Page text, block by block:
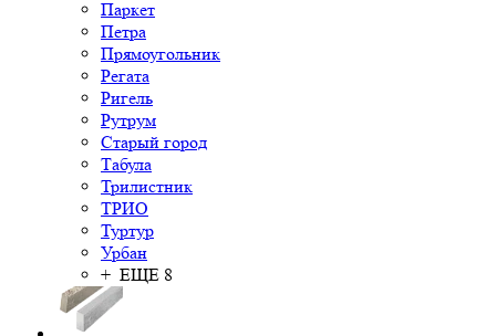
Паркет
Петра
Прямоугольник
Регата
Ригель
Рутрум
Старый город
Табула
Трилистник
ТРИО
Туртур
Урбан
+ ЕЩЕ 8